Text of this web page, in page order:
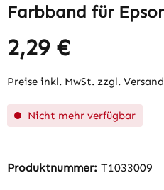
Farbband für
Regulärer Preis:
2,29 €
Preise inkl. MwSt. zzgl.
Nicht mehr verfügbar
Produktnummer: T1033009